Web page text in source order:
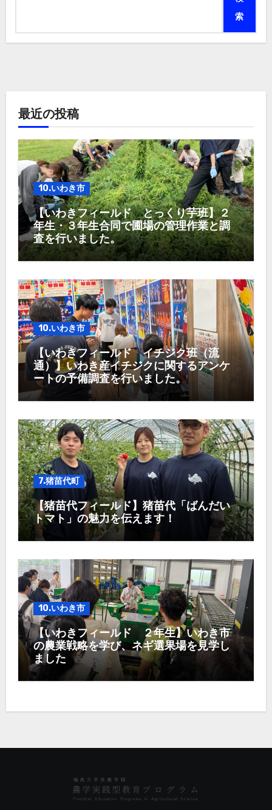
索
最近の投稿
10.いわき市
【いわきフィールド とっくり芋班】２
年生・３年生合同で圃場の管理作業と調
査を行いました。
10.いわき市
【いわきフィールド イチジク班（流
通）】いわき産イチジクに関するアンケ
ートの予備調査を行いました。
7.猪苗代町
【猪苗代フィールド】猪苗代「ばんだい
トマト」の魅力を伝えます！
10.いわき市
【いわきフィールド ２年生】いわき市
の農業戦略を学び、ネギ選果場を見学し
ました